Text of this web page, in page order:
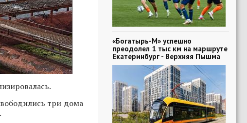
три дома
«Богатырь-М» успешно
преодолел 1 тыс км на маршруте
Екатеринбург - Верхняя Пышма